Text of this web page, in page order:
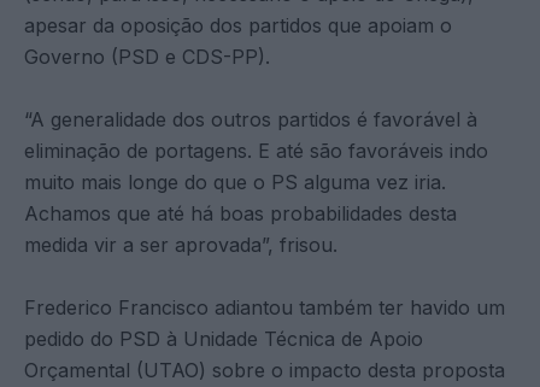
apesar da oposição dos partidos que apoiam o
Governo (PSD e CDS-PP).
“A generalidade dos outros partidos é favorável à
eliminação de portagens. E até são favoráveis indo
muito mais longe do que o PS alguma vez iria.
Achamos que até há boas probabilidades desta
medida vir a ser aprovada”, frisou.
Frederico Francisco adiantou também ter havido um
pedido do PSD à Unidade Técnica de Apoio
Orçamental (UTAO) sobre o impacto desta proposta